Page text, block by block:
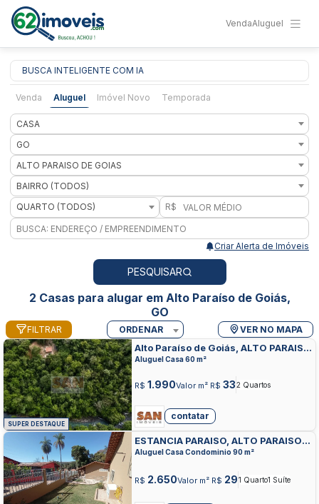
VendaAluguel
BUSCA INTELIGENTE COM IA
Venda Aluguel Imóvel Novo Temporada
CASA
GO
ALTO PARAISO DE GOIAS
BAIRRO (TODOS)
QUARTO (TODOS)
R$
Criar Alerta de Imóveis
PESQUISAR
2 Casas para alugar em Alto Paraíso de Goiás,
GO
FILTRAR ORDENAR VER NO MAPA
SUPER DESTAQUE
Alto Paraíso de Goiás, ALTO PARAISO
DE GOIAS, ALTO PARAISO DE GOIAS
Aluguel Casa 60 m²
R$ 1.990Valor m² R$ 332 Quartos
contatar
ESTANCIA PARAISO, ALTO PARAISO
DE GOIAS, ALTO PARAISO DE GOIAS
Aluguel Casa Condominio 90 m²
R$ 2.650Valor m² R$ 291 Quarto1 Suíte